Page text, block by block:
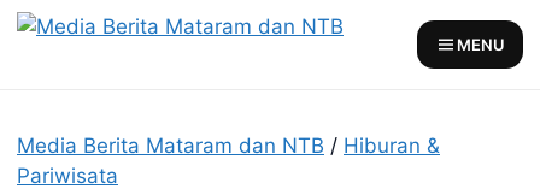
Skip
MENU
Media Berita Mataram dan NTB / Hiburan &
Pariwisata